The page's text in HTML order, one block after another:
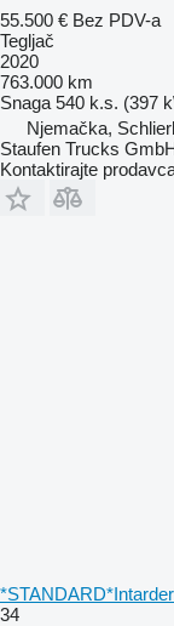
55.500 € Bez PDV-a
Tegljač
2020
763.000 km
Snaga 540 k.s. (397
Njemačka,
Staufen Trucks
Kontaktirajte
34